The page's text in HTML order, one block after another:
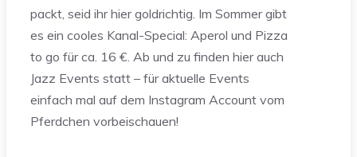
packt, seid ihr hier goldrichtig. Im Sommer gibt
es ein cooles Kanal-Special: Aperol und Pizza
to go für ca. 16 €. Ab und zu finden hier auch
Jazz Events statt – für aktuelle Events
einfach mal auf dem Instagram Account vom
Pferdchen vorbeischauen!